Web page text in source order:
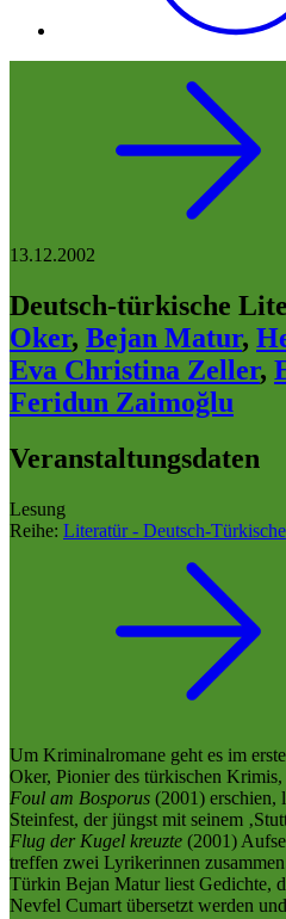
13.12.2002
Deutsch-türkische
Oker, Bejan Matur,
Eva Christina Zeller,
Feridun Zaimoğlu
Veranstaltungsdaten
Lesung
Reihe: Literatür - Deutsch-
Um Kriminalromane geht es im
Oker, Pionier des türkischen
Foul am Bosporus (2001) erschien,
Steinfest, der jüngst mit seinem
Flug der Kugel kreuzte (2001)
treffen zwei Lyrikerinnen
Türkin Bejan Matur liest Gedichte,
Nevfel Cumart übersetzt werden